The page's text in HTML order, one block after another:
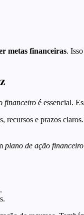
metas financeiras.
financeiro é essencial.
recursos e prazos
plano de ação financeiro